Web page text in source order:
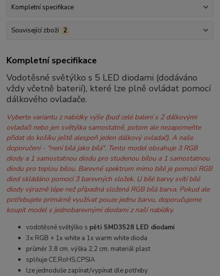
Kompletní specifikace
Související zboží 2
Kompletní specifikace
Vodotěsné světýlko s 5 LED diodami (dodáváno
vždy včetně baterií), které lze plně ovládat pomocí
dálkového ovladače.
Vyberte variantu z nabídky výše (buď celé balení s 2 dálkovými
ovladači nebo jen světýlka samostatně, potom ale nezapomeňte
přidat do košíku ještě alespoň jeden dálkový ovladač). A naše
doporučení - "není bílá jako bílá". Tento model obsahuje 3 RGB
diody a 1 samostatnou diodu pro studenou bílou a 1 samostatnou
diodu pro teplou bílou. Barevné spektrum mimo bílé je pomocí RGB
diod skládáno pomocí 3 barevných složek. U bílé barvy svítí bílé
diody výrazně lépe než případná složená RGB bílá barva. Pokud ale
potřebujete primárně využívat pouze jednu barvu, doporučujeme
koupit model s jednobarevnými diodami z naší nabídky.
vodotěsné světýlko s pěti SMD3528 LED diodami
3x RGB + 1x white a 1x warm white dioda
průměr 3,8 cm, výška 2,2 cm, materiál plast
splňuje CE,RoHS,CPSIA
lze jednoduše zapínat/vypínat dle potřeby